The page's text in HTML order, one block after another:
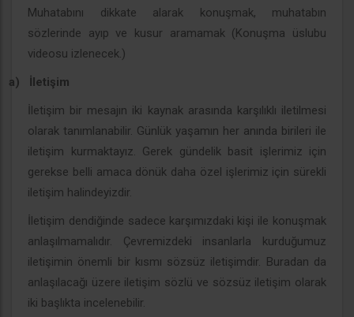
Muhatabını dikkate alarak konuşmak, muhatabın
sözlerinde ayıp ve kusur aramamak (Konuşma üslubu
videosu izlenecek.)
a)
İletişim
İletişim bir mesajın iki kaynak arasında karşılıklı iletilmesi
olarak tanımlanabilir. Günlük yaşamın her anında birileri ile
iletişim kurmaktayız. Gerek gündelik basit işlerimiz için
gerekse belli amaca dönük daha özel işlerimiz için sürekli
iletişim halindeyizdir.
İletişim dendiğinde sadece karşımızdaki kişi ile konuşmak
anlaşılmamalıdır. Çevremizdeki insanlarla kurduğumuz
iletişimin önemli bir kısmı sözsüz iletişimdir. Buradan da
anlaşılacağı üzere iletişim sözlü ve sözsüz iletişim olarak
iki başlıkta incelenebilir.